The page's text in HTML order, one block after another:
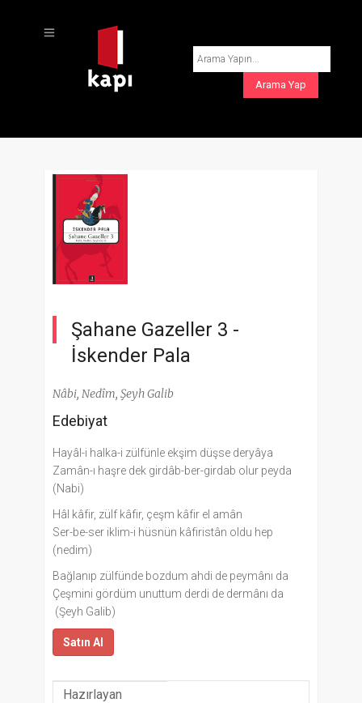
Şahane Gazeller 3 -
İskender Pala
Nâbi, Nedîm, Şeyh Galib
Edebiyat
Hayâl-i halka-i zülfünle ekşim düşse deryâya
Zamân-ı haşre dek girdâb-ber-girdab olur peyda
(Nabi)
Hâl kâfir, zülf kâfir, çeşm kâfir el amân
Ser-be-ser iklim-i hüsnün kâfiristân oldu hep
(nedim)
Bağlanıp zülfünde bozdum ahdi de peymânı da
Çeşmini gördüm unuttum derdi de dermânı da
(Şeyh Galib)
Satın Al
Hazırlayan